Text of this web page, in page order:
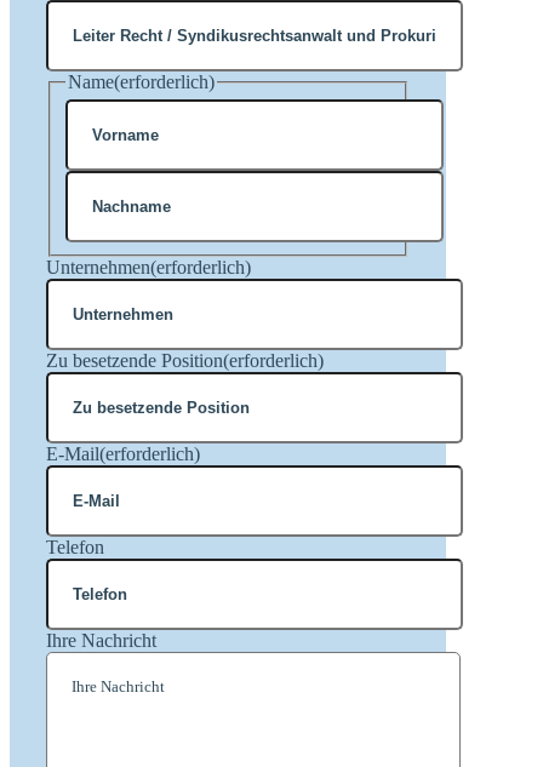
Name(erforderlich)
Vorname
Nachname
Unternehmen(erforderlich)
Zu besetzende Position(erforderlich)
E-Mail(erforderlich)
Telefon
Ihre Nachricht